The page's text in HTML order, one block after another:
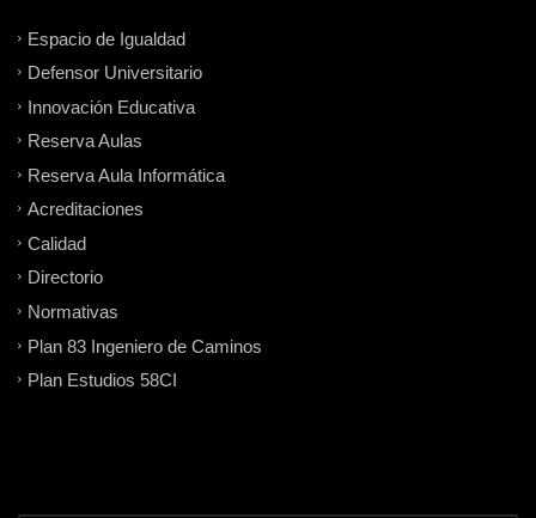
Espacio de Igualdad
Defensor Universitario
Innovación Educativa
Reserva Aulas
Reserva Aula Informática
Acreditaciones
Calidad
Directorio
Normativas
Plan 83 Ingeniero de Caminos
Plan Estudios 58CI